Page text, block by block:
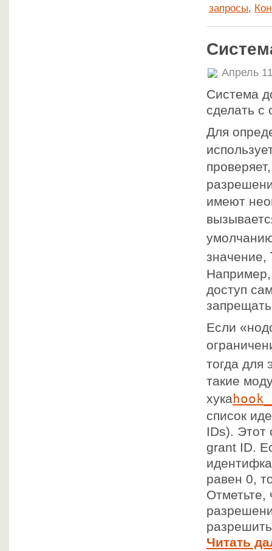
запросы,
Апрель
Система
сделать
Для
имеют
значение,
Например,
доступ
Если
тогда для
такие
хука
список
IDs). Этот
grant ID.
равен 0,
Отметьте,
Читать